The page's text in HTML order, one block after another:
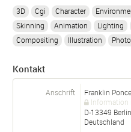
3D Cgi Character
Skinning
Animation Lighting
Compositing
Illustration
Kontakt
Anschrift
Franklin
Information
D-13349 Berlin
Deutschland